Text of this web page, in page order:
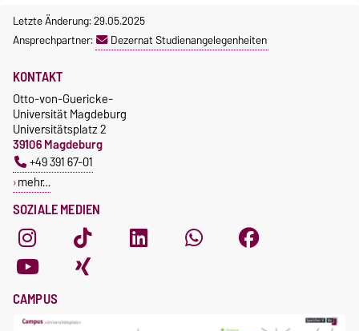
Letzte Änderung: 29.05.2025
Ansprechpartner:
Dezernat Studienangelegenheiten
SOZIALE MEDIEN
KONTAKT
Otto-von-Guericke-
Universität Magdeburg
Universitätsplatz 2
39106 Magdeburg
+49 391 67-01
mehr…
CAMPUS